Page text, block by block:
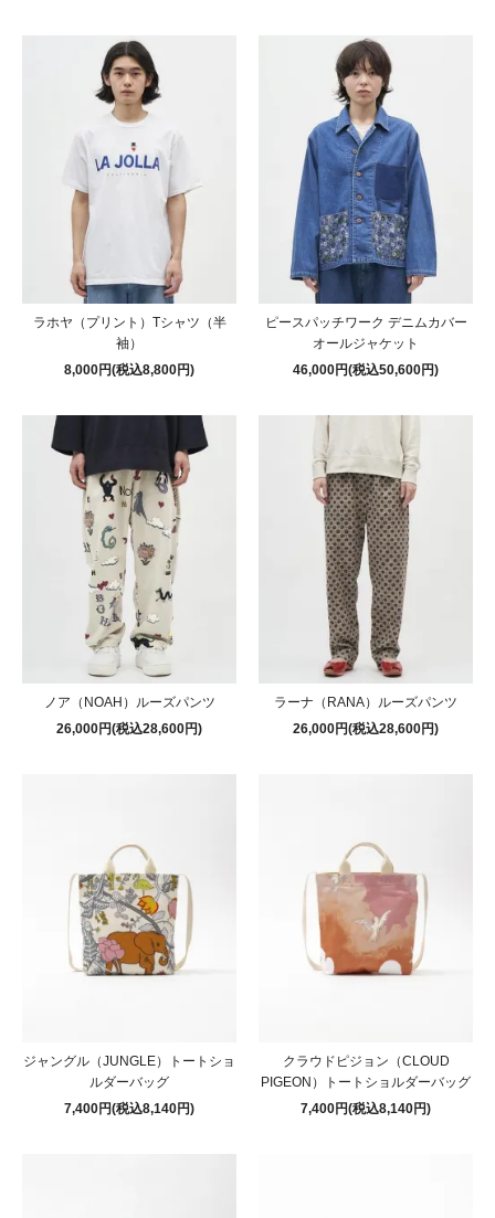
ラホヤ（プリント）Tシャツ（半
袖）
8,000円(税込8,800円)
ピースパッチワーク デニムカバー
オールジャケット
46,000円(税込50,600円)
ノア（NOAH）ルーズパンツ
26,000円(税込28,600円)
ラーナ（RANA）ルーズパンツ
26,000円(税込28,600円)
ジャングル（JUNGLE）トートショ
ルダーバッグ
7,400円(税込8,140円)
クラウドピジョン（CLOUD
PIGEON）トートショルダーバッグ
7,400円(税込8,140円)